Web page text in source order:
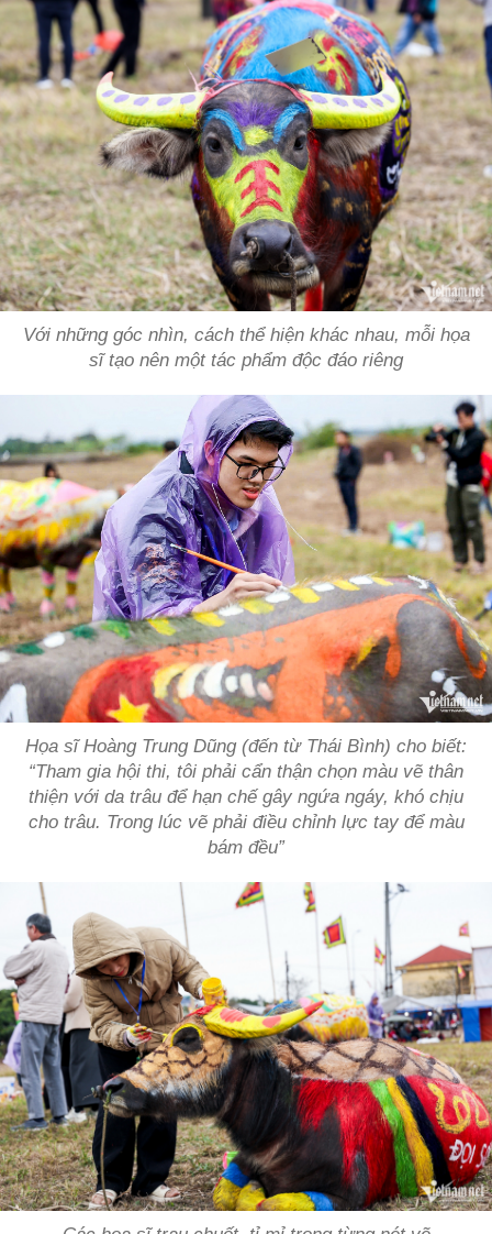
Với những góc nhìn, cách thể hiện khác nhau, mỗi họa
sĩ tạo nên một tác phẩm độc đáo riêng
Họa sĩ Hoàng Trung Dũng (đến từ Thái Bình) cho biết:
“Tham gia hội thi, tôi phải cẩn thận chọn màu vẽ thân
thiện với da trâu để hạn chế gây ngứa ngáy, khó chịu
cho trâu. Trong lúc vẽ phải điều chỉnh lực tay để màu
bám đều”